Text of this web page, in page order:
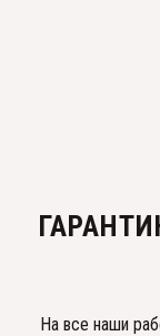
На все наши